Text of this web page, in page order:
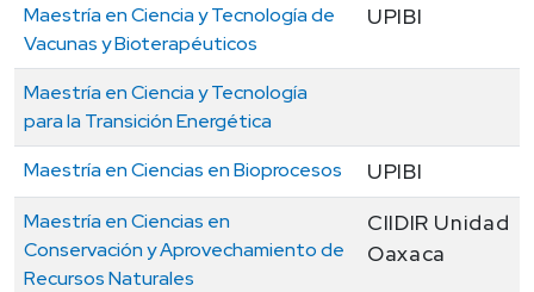
Maestría en Ciencia y Tecnología de
Vacunas y Bioterapéuticos
UPIBI
Maestría en Ciencia y Tecnología
para la Transición Energética
Maestría en Ciencias en Bioprocesos
UPIBI
Maestría en Ciencias en
Conservación y Aprovechamiento de
Recursos Naturales
CIIDIR Unidad
Oaxaca